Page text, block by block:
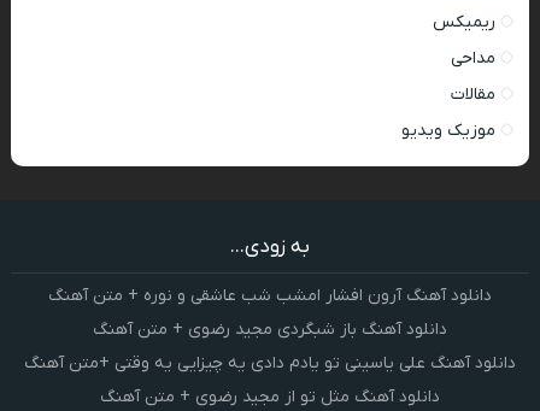
ریمیکس
مداحی
مقالات
موزیک ویدیو
به زودی...
دانلود آهنگ آرون افشار امشب شب عاشقی و نوره + متن آهنگ
دانلود آهنگ باز شبگردی مجید رضوی + متن آهنگ
دانلود آهنگ علی یاسینی تو یادم دادی یه چیزایی یه وقتی +متن آهنگ
دانلود آهنگ مثل تو از مجید رضوی + متن آهنگ